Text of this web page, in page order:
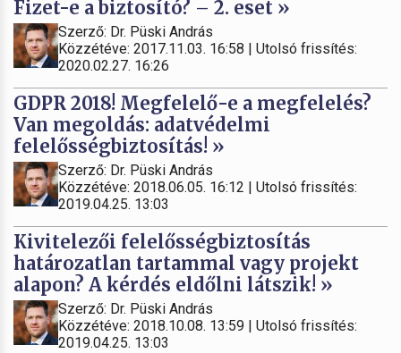
Fizet-e a biztosító? – 2. eset »
Szerző: Dr. Püski András
Közzétéve: 2017.11.03. 16:58 | Utolsó frissítés:
2020.02.27. 16:26
GDPR 2018! Megfelelő-e a megfelelés?
Van megoldás: adatvédelmi
felelősségbiztosítás! »
Szerző: Dr. Püski András
Közzétéve: 2018.06.05. 16:12 | Utolsó frissítés:
2019.04.25. 13:03
Kivitelezői felelősségbiztosítás
határozatlan tartammal vagy projekt
alapon? A kérdés eldőlni látszik! »
Szerző: Dr. Püski András
Közzétéve: 2018.10.08. 13:59 | Utolsó frissítés:
2019.04.25. 13:03